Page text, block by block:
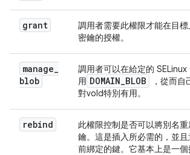
grant
調用者需要此權限才能在目
密鑰的授權。
manage_
blob
調用者可以在給定的 SELinux
用 DOMAIN_BLOB
，從而
對vold特別有用。
rebind
此權限控制是否可以將別名
鑰。這是插入所必需的，並
前綁定的鍵。它基本上是一